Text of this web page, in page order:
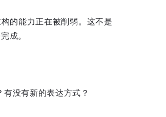
的能力正在被削弱。这不是
成。
没有新的表达方式？